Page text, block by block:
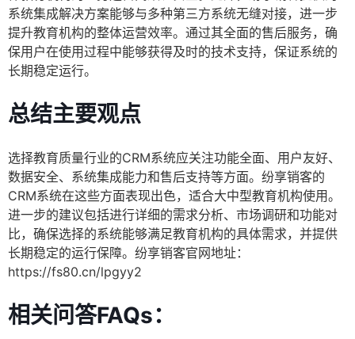
系统集成解决方案能够与多种第三方系统无缝对接，进一步
提升教育机构的整体运营效率。通过其全面的售后服务，确
保用户在使用过程中能够获得及时的技术支持，保证系统的
长期稳定运行。
总结主要观点
选择教育质量行业的CRM系统应关注功能全面、用户友好、
数据安全、系统集成能力和售后支持等方面。纷享销客的
CRM系统在这些方面表现出色，适合大中型教育机构使用。
进一步的建议包括进行详细的需求分析、市场调研和功能对
比，确保选择的系统能够满足教育机构的具体需求，并提供
长期稳定的运行保障。纷享销客官网地址：
https://fs80.cn/lpgyy2
相关问答FAQs：